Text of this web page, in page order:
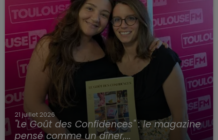
21 juillet 2026
"Le Goût des Confidences" : le magazine
pensé comme un dîner,...